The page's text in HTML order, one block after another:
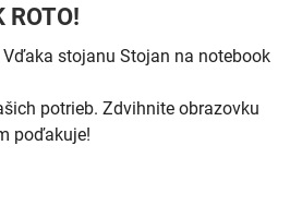
stojanu Stojan na notebook
potrieb. Zdvihnite obrazovku
poďakuje!